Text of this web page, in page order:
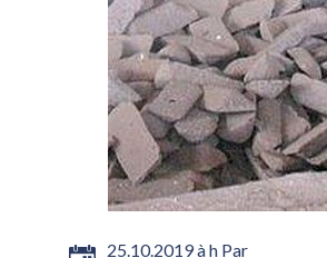
25.10.2019 à h Par